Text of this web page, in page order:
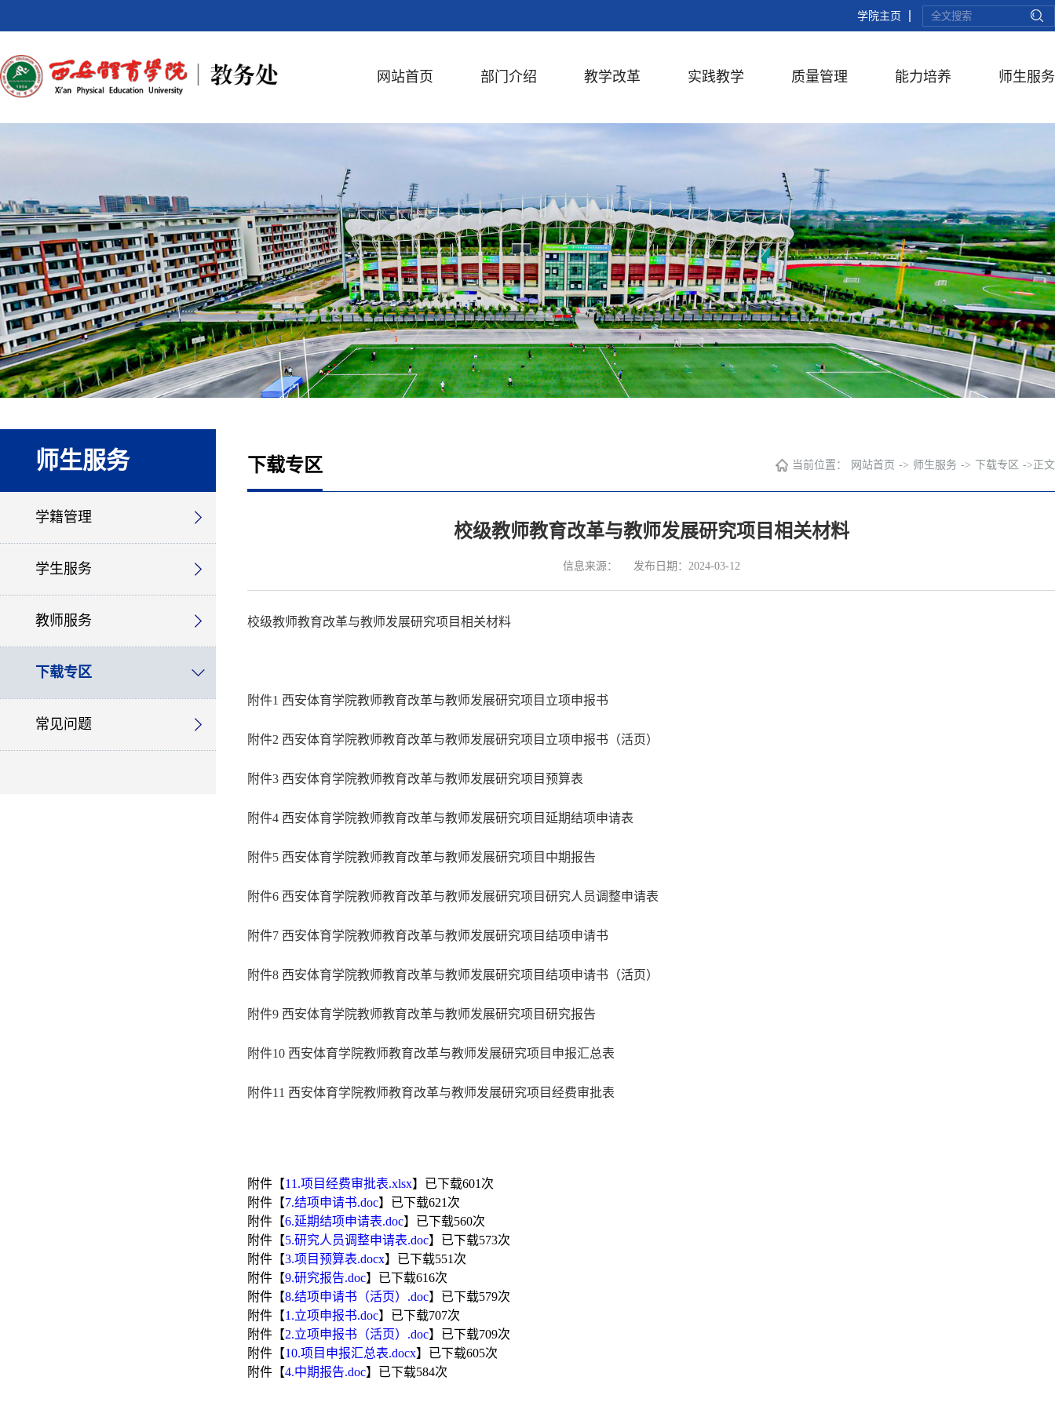
学院主页
网站首页 部门介绍 教学改革 实践教学 质量管理 能力培养 师生服务
师生服务
学籍管理
学生服务
教师服务
下载专区
常见问题
下载专区 当前位置： 网站首页 -> 师生服务 -> 下载专区 -> 正文
校级教师教育改革与教师发展研究项目相关材料
信息来源： 发布日期：2024-03-12
校级教师教育改革与教师发展研究项目相关材料
附件1 西安体育学院教师教育改革与教师发展研究项目立项申报书
附件2 西安体育学院教师教育改革与教师发展研究项目立项申报书（活页）
附件3 西安体育学院教师教育改革与教师发展研究项目预算表
附件4 西安体育学院教师教育改革与教师发展研究项目延期结项申请表
附件5 西安体育学院教师教育改革与教师发展研究项目中期报告
附件6 西安体育学院教师教育改革与教师发展研究项目研究人员调整申请表
附件7 西安体育学院教师教育改革与教师发展研究项目结项申请书
附件8 西安体育学院教师教育改革与教师发展研究项目结项申请书（活页）
附件9 西安体育学院教师教育改革与教师发展研究项目研究报告
附件10 西安体育学院教师教育改革与教师发展研究项目申报汇总表
附件11 西安体育学院教师教育改革与教师发展研究项目经费审批表
附件【11.项目经费审批表.xlsx】已下载601 次
附件【7.结项申请书.doc】已下载621 次
附件【6.延期结项申请表.doc】已下载560次
附件【5.研究人员调整申请表.doc】已下载573次
附件【3.项目预算表.docx】已下载551 次
附件【9.研究报告.doc】已下载616次
附件【8.结项申请书（活页）.doc】已下载579次
附件【1.立项申报书.doc】已下载707次
附件【2.立项申报书（活页）.doc】已下载709次
附件【10.项目申报汇总表.docx】已下载605次
附件【4.中期报告.doc】已下载584次